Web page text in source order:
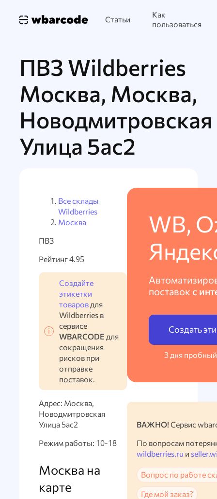
Статьи
Как
пользоваться
ПВЗ Wildberries
Москва, Москва,
Новодмитровская
Улица 5ас2
Все склады
Wildberries
Москва
ПВЗ
Рейтинг 4.95
Создайте
этикетки
товаров для
Wildberries в
сервисе
WBARCODE для
сокращения
рисков при
отправке
поставок.
Адрес: Москва,
Новодмитровская
Улица 5ас2
Режим работы: 10-18
Москва на
карте
WB,
поставок с
Создать
3 дня
ВАЖНО! Сервис
По вопросам
wildberries.ru и
Вопрос по работе
Где мой заказ?